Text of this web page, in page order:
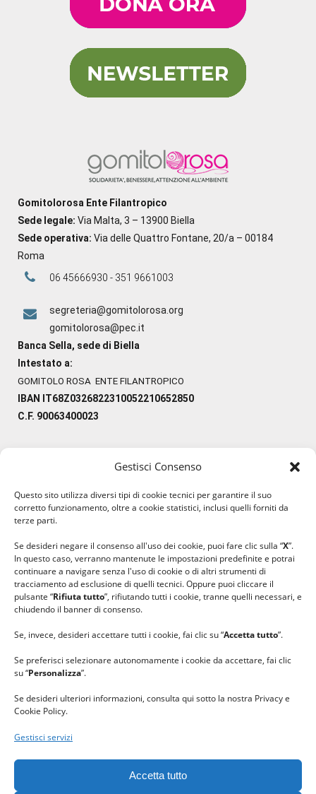
Gestisci Consenso
Questo sito utilizza diversi tipi di cookie tecnici per garantire il suo
corretto funzionamento, oltre a cookie statistici, inclusi quelli forniti da
terze parti.
Se desideri negare il consenso all'uso dei cookie, puoi fare clic sulla “X”.
In questo caso, verranno mantenute le impostazioni predefinite e potrai
continuare a navigare senza l'uso di cookie o di altri strumenti di
tracciamento ad esclusione di quelli tecnici. Oppure puoi cliccare il
pulsante “Rifiuta tutto”, rifiutando tutti i cookie, tranne quelli necessari, e
chiudendo il banner di consenso.
Se, invece, desideri accettare tutti i cookie, fai clic su “Accetta tutto”.
Se preferisci selezionare autonomamente i cookie da accettare, fai clic
su “Personalizza”.
Se desideri ulteriori informazioni, consulta qui sotto la nostra Privacy e
Cookie Policy.
Gestisci servizi
Accetta tutto
Gomitolorosa Ente Filantropico
Sede legale: Via Malta, 3 – 13900 Biella
Sede operativa: Via delle Quattro Fontane, 20/a – 00184
Roma
06 45666930 - 351 9661003
segreteria@gomitolorosa.org
gomitolorosa@pec.it
Banca Sella, sede di Biella
Intestato a:
GOMITOLO ROSA ENTE FILANTROPICO
IBAN IT68Z0326822310052210652850
C.F. 90063400023
#lanaterapia
#ilcaloredellempatia